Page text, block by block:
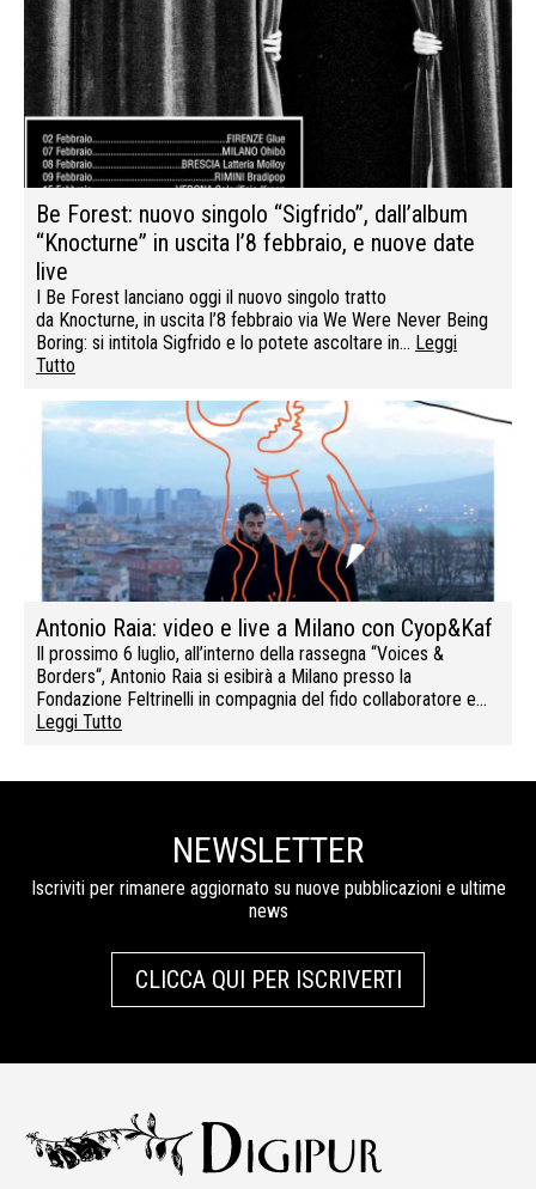
Be Forest: nuovo singolo “Sigfrido”, dall’album
“Knocturne” in uscita l’8 febbraio, e nuove date
live
I Be Forest lanciano oggi il nuovo singolo tratto
da Knocturne, in uscita l’8 febbraio via We Were Never Being
Boring: si intitola Sigfrido e lo potete ascoltare in… Leggi
Tutto
Antonio Raia: video e live a Milano con Cyop&Kaf
Il prossimo 6 luglio, all’interno della rassegna “Voices &
Borders“, Antonio Raia si esibirà a Milano presso la
Fondazione Feltrinelli in compagnia del fido collaboratore e…
Leggi Tutto
NEWSLETTER
Iscriviti per rimanere aggiornato su nuove pubblicazioni e ultime
news
CLICCA QUI PER ISCRIVERTI